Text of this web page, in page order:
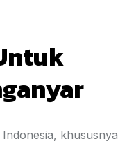
khususnya